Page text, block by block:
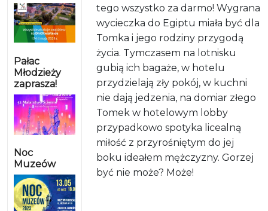
Pałac
Młodzieży
zaprasza!
Noc
Muzeów
tego wszystko za darmo! Wygrana
wycieczka do Egiptu miała być dla
Tomka i jego rodziny przygodą
życia. Tymczasem na lotnisku
gubią ich bagaże, w hotelu
przydzielają zły pokój, w kuchni
nie dają jedzenia, na domiar złego
Tomek w hotelowym lobby
przypadkowo spotyka licealną
miłość z przyrośniętym do jej
boku ideałem mężczyzny. Gorzej
być nie może? Może!